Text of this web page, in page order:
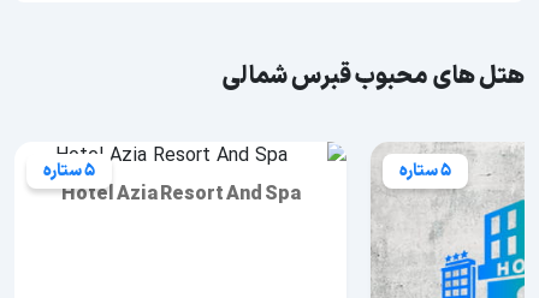
هتل های محبوب قبرس شمالی
5 ستاره 5 ستاره
Hotel Azia Resort And Spa